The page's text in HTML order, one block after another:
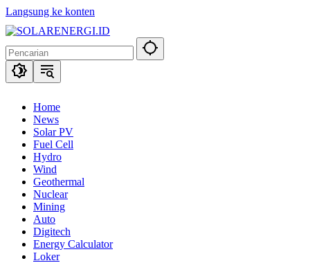
Langsung ke konten
Home
News
Solar PV
Fuel Cell
Hydro
Wind
Geothermal
Nuclear
Mining
Auto
Digitech
Energy Calculator
Loker